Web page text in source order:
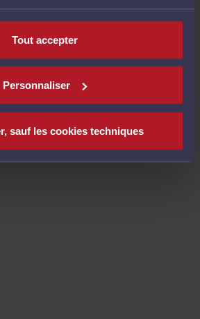
Tout accepter
Personnaliser
sauf les cookies techniques